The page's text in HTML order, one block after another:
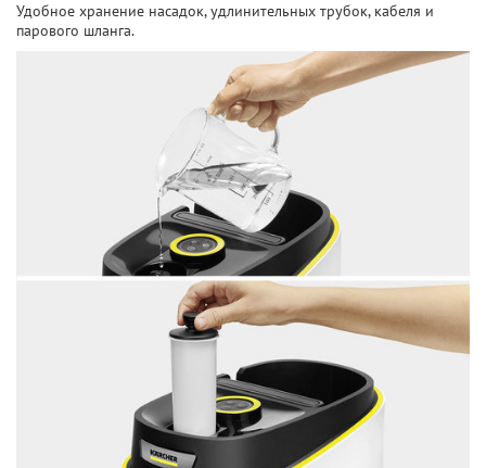
Удобное хранение насадок, удлинительных трубок, кабеля и
парового шланга.